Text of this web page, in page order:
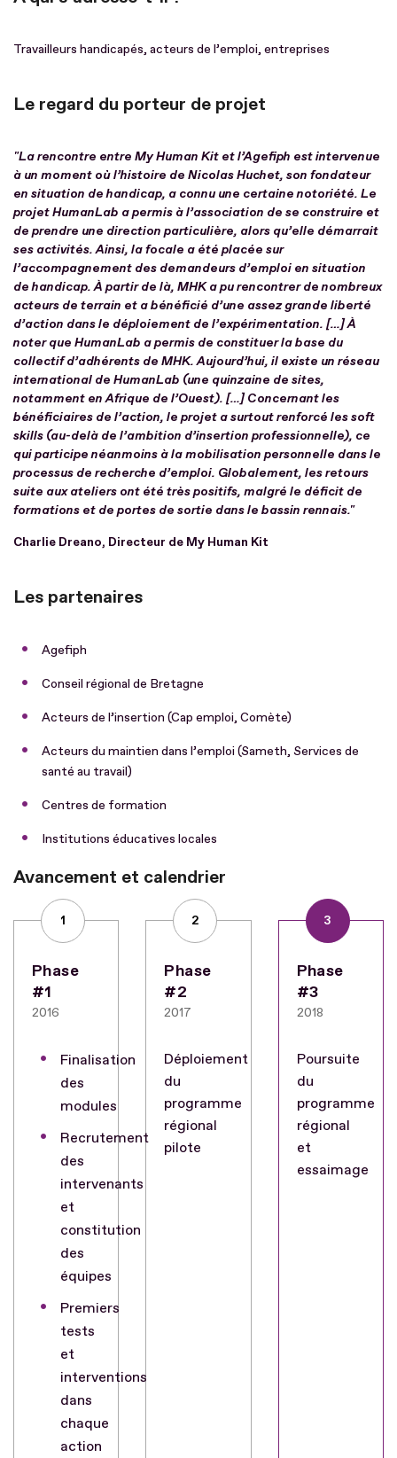
Travailleurs handicapés, acteurs de l’emploi, entreprises
Le regard du porteur de projet
"La rencontre entre My Human Kit et l’Agefiph est intervenue
à un moment où l’histoire de Nicolas Huchet, son fondateur
en situation de handicap, a connu une certaine notoriété. Le
projet HumanLab a permis à l’association de se construire et
de prendre une direction particulière, alors qu’elle démarrait
ses activités. Ainsi, la focale a été placée sur
l’accompagnement des demandeurs d’emploi en situation
de handicap. À partir de là, MHK a pu rencontrer de nombreux
acteurs de terrain et a bénéficié d’une assez grande liberté
d’action dans le déploiement de l’expérimentation. […] À
noter que HumanLab a permis de constituer la base du
collectif d’adhérents de MHK. Aujourd’hui, il existe un réseau
international de HumanLab (une quinzaine de sites,
notamment en Afrique de l’Ouest). […] Concernant les
bénéficiaires de l’action, le projet a surtout renforcé les soft
skills (au-delà de l’ambition d’insertion professionnelle), ce
qui participe néanmoins à la mobilisation personnelle dans le
processus de recherche d’emploi. Globalement, les retours
suite aux ateliers ont été très positifs, malgré le déficit de
formations et de portes de sortie dans le bassin rennais."
Charlie Dreano, Directeur de My Human Kit
Les partenaires
Agefiph
Conseil régional de Bretagne
Acteurs de l’insertion (Cap emploi, Comète)
Acteurs du maintien dans l’emploi (Sameth, Services de
santé au travail)
Centres de formation
Institutions éducatives locales
Avancement et calendrier
1
Phase
#1
2016
Finalisation
des
modules
Recrutement
des
intervenants
et
constitution
des
équipes
Premiers
tests
et
interventions
dans
chaque
action
2
Phase
#2
2017
Déploiement
du
programme
régional
pilote
3
Phase
#3
2018
Poursuite
du
programme
régional
et
essaimage